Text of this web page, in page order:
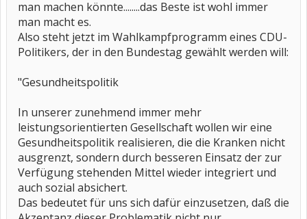
man machen könnte........das Beste ist wohl immer
man macht es.
Also steht jetzt im Wahlkampfprogramm eines CDU-
Politikers, der in den Bundestag gewählt werden will:
"Gesundheitspolitik
In unserer zunehmend immer mehr
leistungsorientierten Gesellschaft wollen wir eine
Gesundheitspolitik realisieren, die die Kranken nicht
ausgrenzt, sondern durch besseren Einsatz der zur
Verfügung stehenden Mittel wieder integriert und
auch sozial absichert.
Das bedeutet für uns sich dafür einzusetzen, daß die